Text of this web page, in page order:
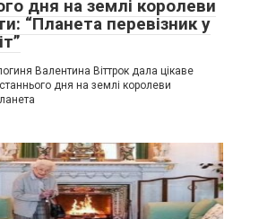
дня на землі королеви
“Планета перевізник у
Валентина Віттрок дала цікаве
дня на землі королеви